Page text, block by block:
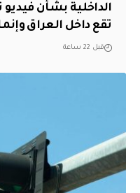
الداخلية بشأن
تقع داخل العراق
قبل 22 ساعة